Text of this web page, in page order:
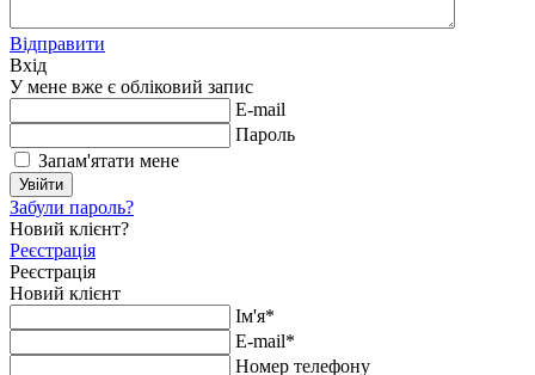
Відправити
Вхід
У мене вже є обліковий запис
E-mail
Пароль
Запам'ятати мене
Увійти
Забули пароль?
Новий клієнт?
Реєстрація
Реєстрація
Новий клієнт
Ім'я*
E-mail*
Номер телефону